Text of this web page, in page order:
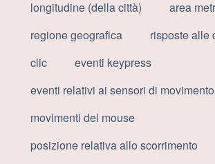
longitudine (della città)
area
regione geografica
risposte alle
clic
eventi keypress
eventi relativi ai sensori di movimento
movimenti del mouse
posizione relativa allo scorrimento